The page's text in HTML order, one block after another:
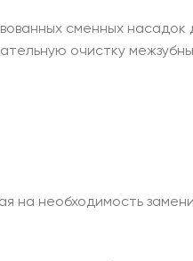
сменных насадок
очистку
на необходимость